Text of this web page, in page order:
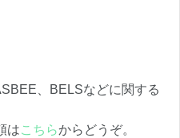
、BELSなどに関する
はこちらからどうぞ。